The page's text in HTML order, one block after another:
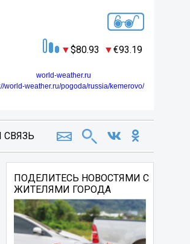
80.93 93.19
world-weather.ru
world-weather.ru/pogoda/russia/kemerovo/
СВЯЗЬ
ПОДЕЛИТЕСЬ НОВОСТЯМИ С
ЖИТЕЛЯМИ ГОРОДА